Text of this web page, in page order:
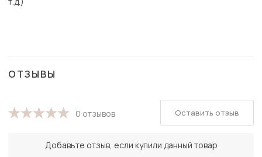
ОТЗЫВЫ
0 отзывов
Добавьте отзыв, если купили данный товар
Оставить отзыв